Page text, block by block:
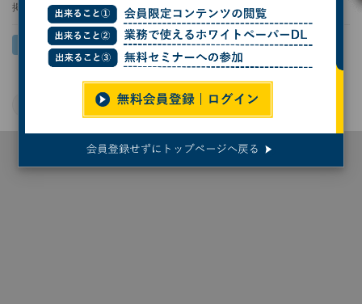
掲載日 2025/06/04 12:44
生成AI データ分析